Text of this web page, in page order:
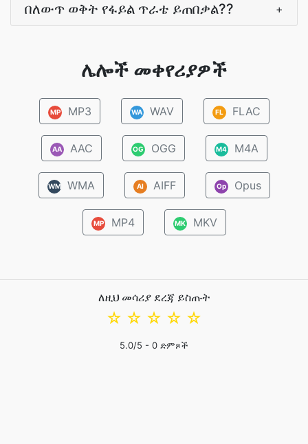
በለውጥ ወቅት የፋይል ጥራቴ ይጠበቃል?? +
ሌሎች መቀየሪያዎች
MP MP3 WA WAV FL FLAC
AA AAC OG OGG M4 M4A
WM WMA AI AIFF Op Opus
MP MP4 MK MKV
ለዚህ መሳሪያ ደረጃ ይስጡት
☆
☆
☆
☆
☆
5.0/5 - 0 ድምጾች